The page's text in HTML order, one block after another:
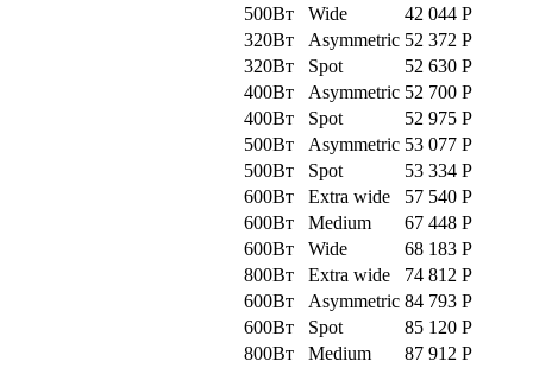
500Вт
Wide 42 044 Р
320Вт
Asymmetric 52 372 Р
320Вт
Spot 52 630 Р
400Вт
Asymmetric 52 700 Р
400Вт
Spot 52 975 Р
500Вт
Asymmetric 53 077 Р
500Вт
Spot 53 334 Р
600Вт
Extra wide 57 540 Р
600Вт
Medium 67 448 Р
600Вт
Wide 68 183 Р
800Вт
Extra wide 74 812 Р
600Вт
Asymmetric 84 793 Р
600Вт
Spot 85 120 Р
800Вт
Medium 87 912 Р